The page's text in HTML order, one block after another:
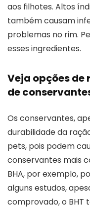
aos filhotes. Altos
também causam
problemas no rim.
esses ingredientes.
Veja opções
de
Os conservantes,
durabilidade da
pets, pois podem
conservantes mais
BHA, por exemplo,
alguns estudos,
comprovado, o BHT